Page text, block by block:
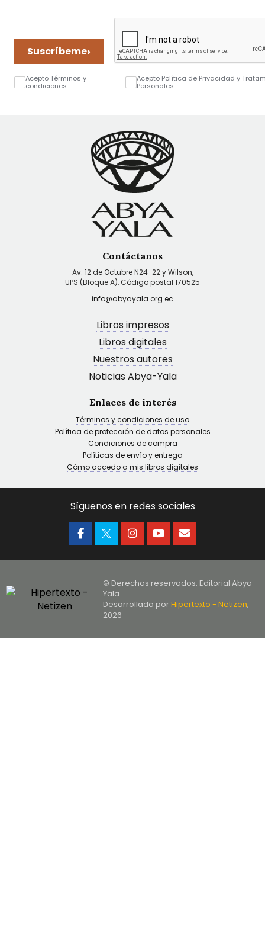
Suscríbeme›
Acepto Términos y
condiciones
Acepto Política de Privacidad y
Personales
Contáctanos
Av. 12 de Octubre N24-22 y Wilson,
UPS (Bloque A), Código postal 170525
info@abyayala.org.ec
Libros impresos
Libros digitales
Nuestros autores
Noticias Abya-Yala
Enlaces de interés
Términos y condiciones de uso
Política de protección de datos personales
Condiciones de compra
Políticas de envío y entrega
Cómo accedo a mis libros digitales
Síguenos en redes sociales
© Derechos reservados. Editorial Abya
Yala
Desarrollado porHipertexto - Netizen,
2026